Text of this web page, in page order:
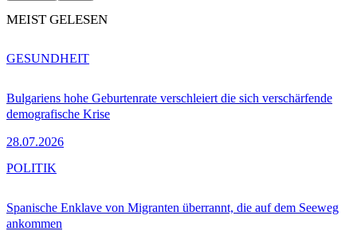
MEIST GELESEN
Bulgariens hohe Geburtenrate verschleiert die sich verschärfende
demografische Krise
28.07.2026
GESUNDHEIT
Spanische Enklave von Migranten überrannt, die auf dem Seeweg
ankommen
POLITIK